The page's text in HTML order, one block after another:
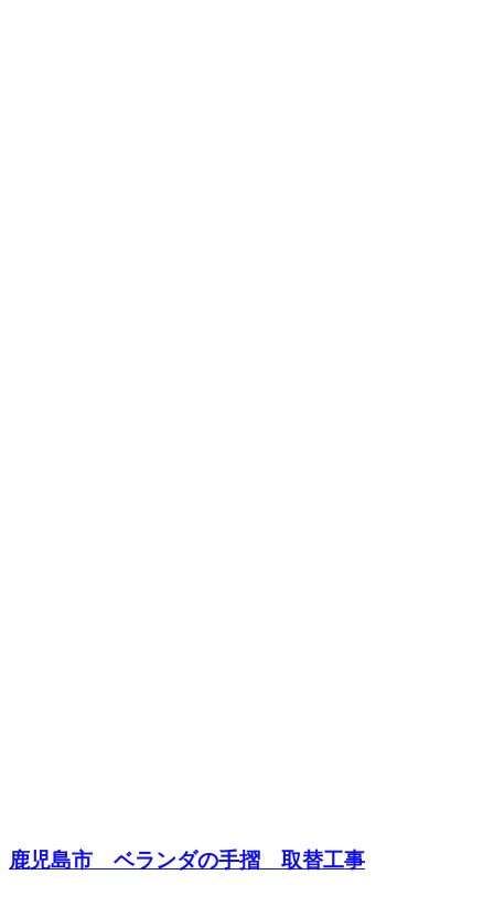
鹿児島市 ベランダの手摺 取替工事